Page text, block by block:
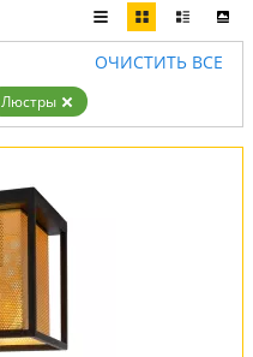
ОЧИСТИТЬ ВСЕ
Люстры